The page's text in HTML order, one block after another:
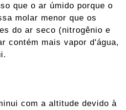
que o ar úmido porque o
molar menor que os
do ar seco (nitrogênio e
contém mais vapor d'água,
com a altitude devido à